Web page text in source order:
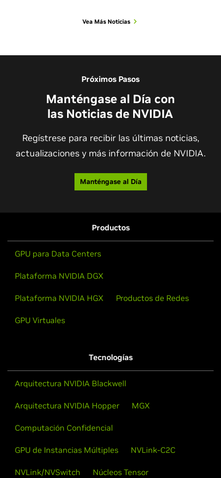
Vea Más Noticias
Vea Más Sesiones
Fábrica de IA para la Nueva Revolución
Descubra cómo la fábrica de IA genera tokens para
ayudar a desarrollar un futuro lleno de infinitas
NVIDIA.
Vea el Video
La CPU de avanzada para el data center moderno, que
Próximos Pasos
Manténgase al Día con
las Noticias de NVIDIA
Regístrese para recibir las últimas noticias,
actualizaciones y más información de NVIDIA.
Manténgase al Día
Productos
GPU para Data Centers
Plataforma NVIDIA DGX
Plataforma NVIDIA HGX Productos de Redes
GPU Virtuales
Tecnologías
Arquitectura NVIDIA Blackwell
Arquitectura NVIDIA Hopper MGX
Computación Confidencial
GPU de Instancias Múltiples NVLink-C2C
NVLink/NVSwitch Núcleos Tensor